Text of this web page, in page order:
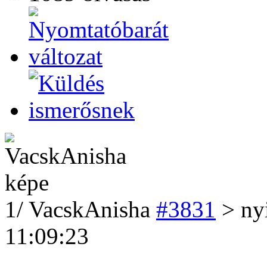
1/ VacskAnisha #3831 >
11:09:23